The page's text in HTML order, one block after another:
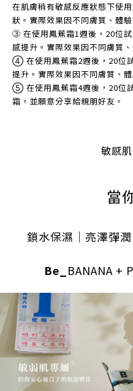
在肌膚稍有敏感反應狀態下使
狀。實際效果因不同膚質、體
➂ 在使用鳳蕉霜1週後，20位
感提升。實際效果因不同膚質
➃ 在使用鳳蕉霜2週後，20位
提升。實際效果因不同膚質、
➄ 在使用鳳蕉霜4週後，20位
霜，並願意分享給親朋好友。
敏感
當
鎖水保濕｜亮澤彈
Be_ BANANA +